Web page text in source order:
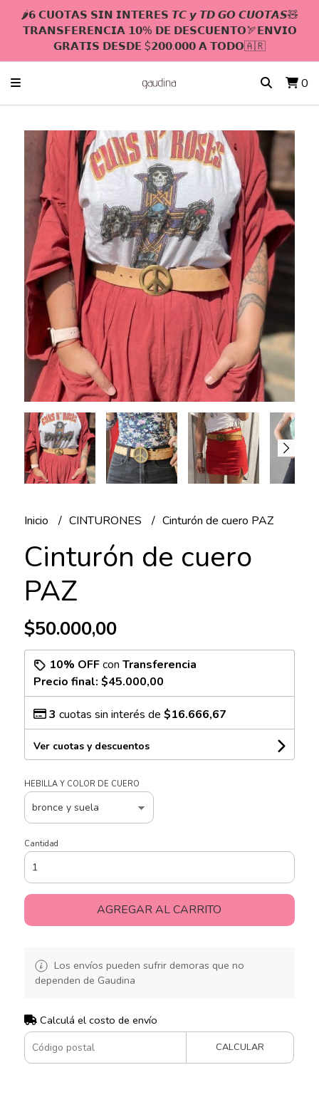
🌶𝟲 𝗖𝗨𝗢𝗧𝗔𝗦 𝗦𝗜𝗡 𝗜𝗡𝗧𝗘𝗥𝗘𝗦 𝙏𝘾 𝙮 𝙏𝘿 𝙂𝙊 𝘾𝙐𝙊𝙏𝘼𝙎🧸
𝗧𝗥𝗔𝗡𝗦𝗙𝗘𝗥𝗘𝗡𝗖𝗜𝗔 𝟭𝟬% 𝗗𝗘 𝗗𝗘𝗦𝗖𝗨𝗘𝗡𝗧𝗢🏹𝗘𝗡𝗩𝗜𝗢
𝗚𝗥𝗔𝗧𝗜𝗦 𝗗𝗘𝗦𝗗𝗘 $𝟮𝟬𝟬.𝟬𝟬𝟬 𝗔 𝗧𝗢𝗗𝗢🇦🇷
0
Inicio CINTURONES Cinturón de cuero PAZ
Cinturón de cuero
PAZ
$50.000,00
10% OFFcon Transferencia
Precio final: $45.000,00
3 cuotas sin interés de $16.666,67
Ver cuotas y descuentos
HEBILLA Y COLOR DE CUERO
Cantidad
AGREGAR AL CARRITO
Los envíos pueden sufrir demoras que no
dependen de Gaudina
Calculá el costo de envío
CALCULAR